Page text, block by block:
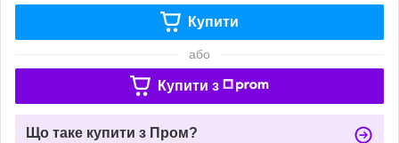
Купити
або
Купити з
Що таке купити з Пром?